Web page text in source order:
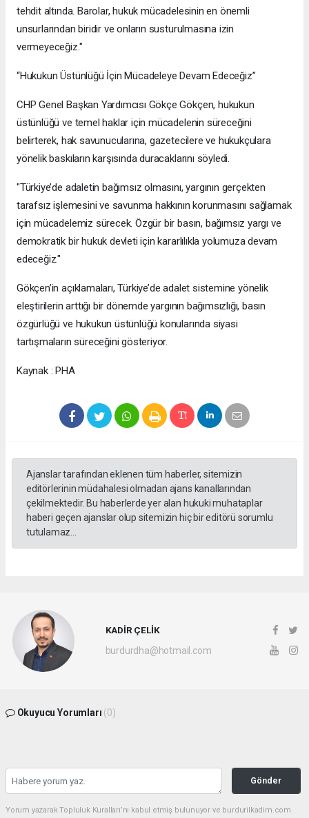
tehdit altında. Barolar, hukuk mücadelesinin en önemli
unsurlarından biridir ve onların susturulmasına izin
vermeyeceğiz."
“Hukukun Üstünlüğü İçin Mücadeleye Devam Edeceğiz”
CHP Genel Başkan Yardımcısı Gökçe Gökçen, hukukun
üstünlüğü ve temel haklar için mücadelenin süreceğini
belirterek, hak savunucularına, gazetecilere ve hukukçulara
yönelik baskıların karşısında duracaklarını söyledi.
"Türkiye’de adaletin bağımsız olmasını, yargının gerçekten
tarafsız işlemesini ve savunma hakkının korunmasını sağlamak
için mücadelemiz sürecek. Özgür bir basın, bağımsız yargı ve
demokratik bir hukuk devleti için kararlılıkla yolumuza devam
edeceğiz."
Gökçen’in açıklamaları, Türkiye’de adalet sistemine yönelik
eleştirilerin arttığı bir dönemde yargının bağımsızlığı, basın
özgürlüğü ve hukukun üstünlüğü konularında siyasi
tartışmaların süreceğini gösteriyor.
Kaynak : PHA
Ajanslar tarafından eklenen tüm haberler, sitemizin
editörlerinin müdahalesi olmadan ajans kanallarından
çekilmektedir. Bu haberlerde yer alan hukuki muhataplar
haberi geçen ajanslar olup sitemizin hiç bir editörü sorumlu
tutulamaz...
KADİR ÇELİK
burdurdha@hotmail.com
Okuyucu Yorumları (0)
Gönder
Yorum yazarak Topluluk Kuralları’nı kabul etmiş bulunuyor ve burdurilkadim.com